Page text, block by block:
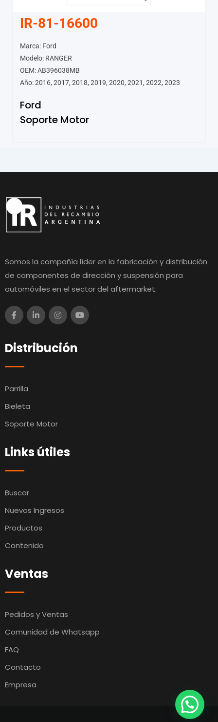
IR-81-16600
Marca: Ford
Modelo: RANGER
OEM: AB396038MB
Año: 2016, 2017, 2018, 2019, 2020, 2021, 2022, 2023
Ford
Soporte Motor
Somos la compañía líder en la fabricación y distribución
de componentes de dirección y suspensión para
automóviles en el sector del aftermarket.
Distribución
Parrilla
Bieleta
Soporte Motor
Links útiles
Buscar
Nuevos Ingresos
Productos
Contenido
Ventas
Pedidos y Ventas
Comunidad de Whatsapp
FAQ
Contacto
Empresa